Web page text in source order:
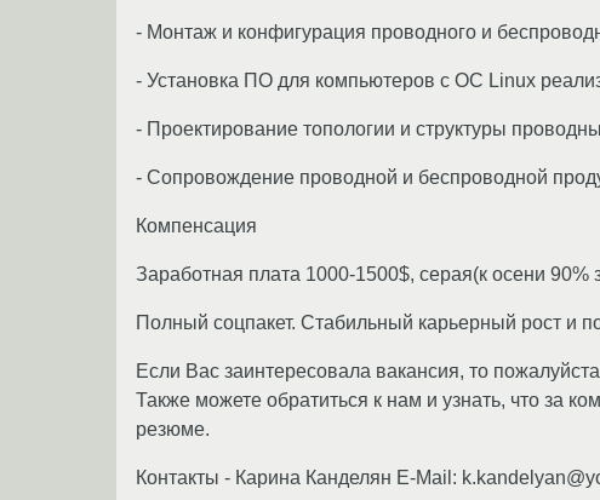
- Монтаж и конфигурация проводного и
- Установка ПО для компьютеров с ОС Linux
- Проектирование топологии и структуры
- Сопровождение проводной и беспроводной
Компенсация
Заработная плата 1000-1500$, серая(к осени 90%
Полный соцпакет. Стабильный карьерный рост и
Если Вас заинтересовала вакансия, то
Также можете обратиться к нам и узнать, что за
резюме.
Контакты - Карина Канделян E-Mail: